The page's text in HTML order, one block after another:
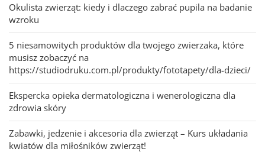
Okulista zwierząt: kiedy i dlaczego zabrać pupila na badanie
wzroku
5 niesamowitych produktów dla twojego zwierzaka, które
musisz zobaczyć na
https://studiodruku.com.pl/produkty/fototapety/dla-dzieci/
Ekspercka opieka dermatologiczna i wenerologiczna dla
zdrowia skóry
Zabawki, jedzenie i akcesoria dla zwierząt – Kurs układania
kwiatów dla miłośników zwierząt!